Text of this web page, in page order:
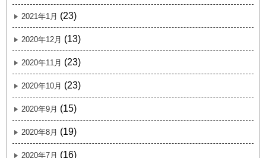
2021年1月 (23)
2020年12月 (13)
2020年11月 (23)
2020年10月 (23)
2020年9月 (15)
2020年8月 (19)
2020年7月 (16)